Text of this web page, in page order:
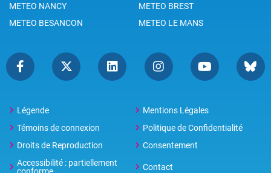
METEO NANCY
METEO BREST
METEO BESANCON
METEO LE MANS
Légende
Mentions Légales
Témoins de connexion
Politique de Confidentialité
Droits de Reproduction
Consentement
Accessibilité : partiellement
conforme
Contact